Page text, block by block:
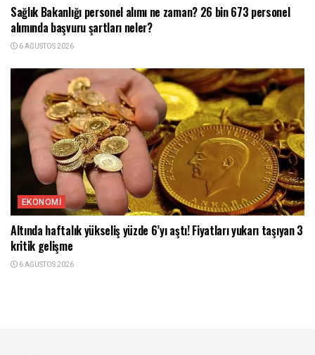
Sağlık Bakanlığı personel alımı ne zaman? 26 bin 673 personel
alımında başvuru şartları neler?
6 AĞUSTOS 2026
EKONOMI
Altında haftalık yükseliş yüzde 6’yı aştı! Fiyatları yukarı taşıyan 3
kritik gelişme
6 AĞUSTOS 2026